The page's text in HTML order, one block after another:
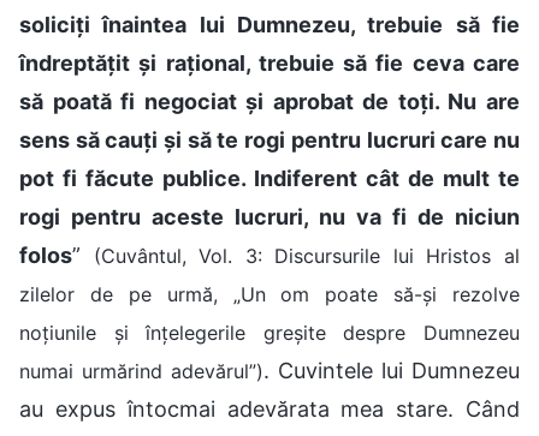
soliciți înaintea lui Dumnezeu, trebuie să fie
îndreptățit și rațional, trebuie să fie ceva care
să poată fi negociat și aprobat de toți. Nu are
sens să cauți și să te rogi pentru lucruri care nu
pot fi făcute publice. Indiferent cât de mult te
rogi pentru aceste lucruri, nu va fi de niciun
folos” (Cuvântul, Vol. 3: Discursurile lui Hristos al
zilelor de pe urmă, „Un om poate să-și rezolve
noțiunile și înțelegerile greșite despre Dumnezeu
numai urmărind adevărul”). Cuvintele lui Dumnezeu
au expus întocmai adevărata mea stare. Când